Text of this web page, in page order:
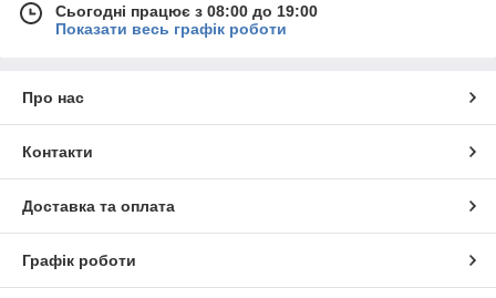
Сьогодні працює з 08:00 до 19:00
Показати весь графік роботи
Про нас
Контакти
Доставка та оплата
Графік роботи